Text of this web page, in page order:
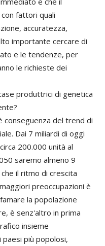
fattori quali
accuratezza,
importante cercare di
e le tendenze, per
le richieste dei
produttrici di genetica
conseguenza del trend di
Dai 7 miliardi di oggi
200.000 unità al
saremo almeno 9
il ritmo di crescita
preoccupazioni è
la popolazione
è senz'altro in prima
insieme
più popolosi,